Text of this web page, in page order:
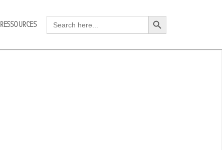
RESSOURCES
Search
for:
Search Button